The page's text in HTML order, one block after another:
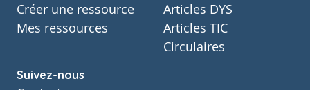
Créer une ressource
Mes ressources
Articles DYS
Articles TIC
Circulaires
Suivez-nous